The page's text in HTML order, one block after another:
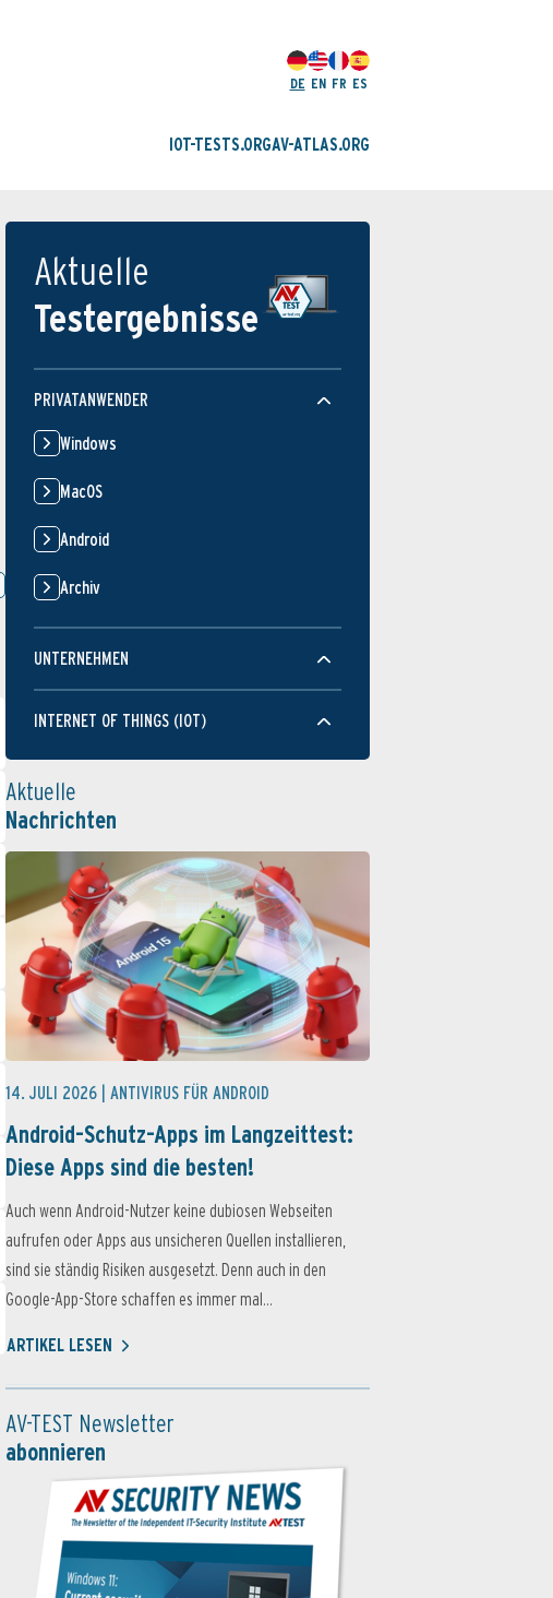
DE EN FR ES
IOT-TESTS.ORGAV-ATLAS.ORG
Aktuelle
Testergebnisse
PRIVATANWENDER
Windows
MacOS
Android
Archiv
UNTERNEHMEN
INTERNET OF THINGS (IOT)
Aktuelle
Nachrichten
14. JULI 2026 | ANTIVIRUS FÜR ANDROID
Android-Schutz-Apps im Langzeittest:
Diese Apps sind die besten!
Auch wenn Android-Nutzer keine dubiosen Webseiten
aufrufen oder Apps aus unsicheren Quellen installieren,
sind sie ständig Risiken ausgesetzt. Denn auch in den
Google-App-Store schaffen es immer mal...
ARTIKEL LESEN
AV-TEST Newsletter
abonnieren